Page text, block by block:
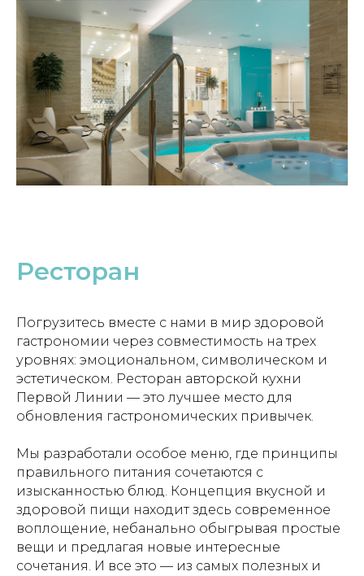
Ресторан
Погрузитесь вместе с нами в мир здоровой
гастрономии через совместимость на трех
уровнях: эмоциональном, символическом и
эстетическом. Ресторан авторской кухни
Первой Линии — это лучшее место для
обновления гастрономических привычек.
Мы разработали особое меню, где принципы
правильного питания сочетаются с
изысканностью блюд. Концепция вкусной и
здоровой пищи находит здесь современное
воплощение, небанально обыгрывая простые
вещи и предлагая новые интересные
сочетания. И все это — из самых полезных и